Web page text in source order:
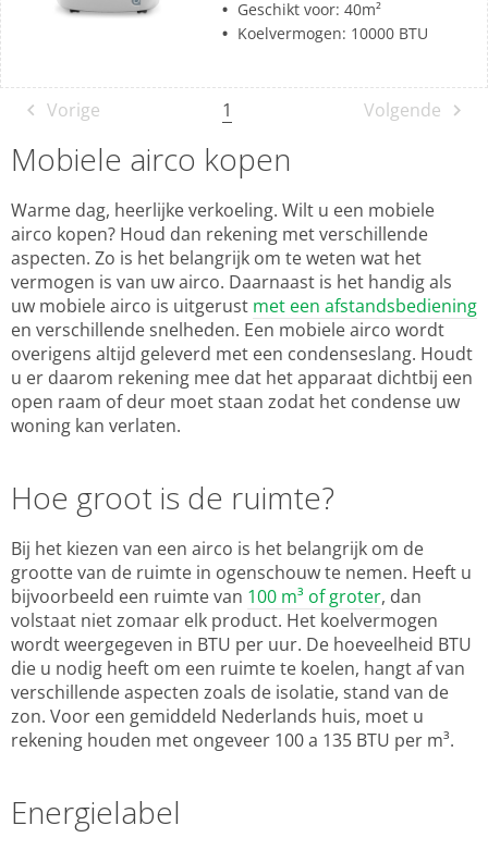
Geschikt voor: 40m²
Koelvermogen: 10000 BTU
Vorige 1 Volgende
Mobiele airco kopen
Warme dag, heerlijke verkoeling. Wilt u een mobiele
airco kopen? Houd dan rekening met verschillende
aspecten. Zo is het belangrijk om te weten wat het
vermogen is van uw airco. Daarnaast is het handig als
uw mobiele airco is uitgerust met een afstandsbediening
en verschillende snelheden. Een mobiele airco wordt
overigens altijd geleverd met een condenseslang. Houdt
u er daarom rekening mee dat het apparaat dichtbij een
open raam of deur moet staan zodat het condense uw
woning kan verlaten.
Hoe groot is de ruimte?
Bij het kiezen van een airco is het belangrijk om de
grootte van de ruimte in ogenschouw te nemen. Heeft u
bijvoorbeeld een ruimte van 100 m³ of groter, dan
volstaat niet zomaar elk product. Het koelvermogen
wordt weergegeven in BTU per uur. De hoeveelheid BTU
die u nodig heeft om een ruimte te koelen, hangt af van
verschillende aspecten zoals de isolatie, stand van de
zon. Voor een gemiddeld Nederlands huis, moet u
rekening houden met ongeveer 100 a 135 BTU per m³.
Energielabel